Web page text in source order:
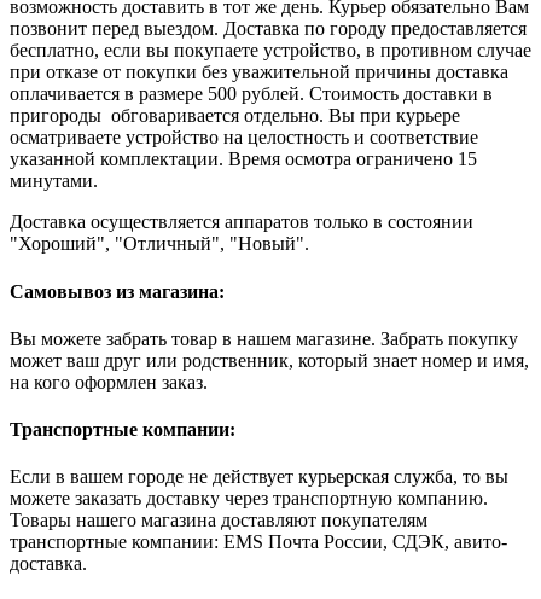
возможность доставить в тот же день. Курьер обязательно Вам
позвонит перед выездом. Доставка по городу предоставляется
бесплатно, если вы покупаете устройство, в противном случае
при отказе от покупки без уважительной причины доставка
оплачивается в размере 500 рублей. Стоимость доставки в
пригороды обговаривается отдельно. Вы при курьере
осматриваете устройство на целостность и соответствие
указанной комплектации. Время осмотра ограничено 15
минутами.
Доставка осуществляется аппаратов только в состоянии
"Хороший", "Отличный", "Новый".
Самовывоз из магазина:
Вы можете забрать товар в нашем магазине. Забрать покупку
может ваш друг или родственник, который знает номер и имя,
на кого оформлен заказ.
Транспортные компании:
Если в вашем городе не действует курьерская служба, то вы
можете заказать доставку через транспортную компанию.
Товары нашего магазина доставляют покупателям
транспортные компании: EMS Почта России, СДЭК, авито-
доставка.